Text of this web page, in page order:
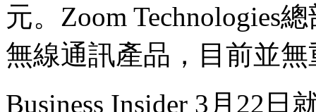
元。Zoom Technologies
無線通訊產品，目前並
Business Insider 3月22日